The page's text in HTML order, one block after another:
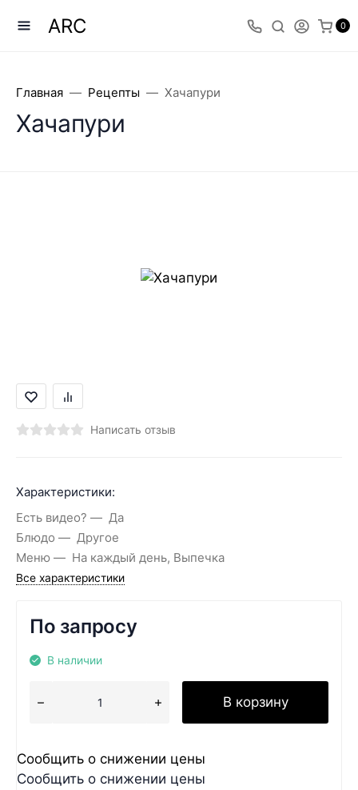
ARC 0
Главная Рецепты Хачапури
Хачапури
Написать отзыв
Характеристики:
Есть видео?
Да
Блюдо
Другое
Меню
На каждый день, Выпечка
Все характеристики
По запросу
В наличии
В корзину
Сообщить о снижении цены
Сообщить о снижении цены